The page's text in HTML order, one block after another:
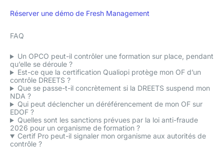
Réserver une démo de Fresh Management
FAQ
Un OPCO peut-il contrôler une formation sur place, pendant
qu’elle se déroule ?
Est-ce que la certification Qualiopi protège mon OF d’un
contrôle DREETS ?
Que se passe-t-il concrètement si la DREETS suspend mon
NDA ?
Qui peut déclencher un déréférencement de mon OF sur
EDOF ?
Quelles sont les sanctions prévues par la loi anti-fraude
2026 pour un organisme de formation ?
Certif Pro peut-il signaler mon organisme aux autorités de
contrôle ?